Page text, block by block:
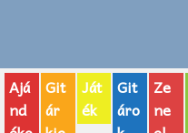
AJÁNDÉK ÖTLETEK
Ajá
nd
Git
ár
Ját
ék
Git
áro
Ze
ne